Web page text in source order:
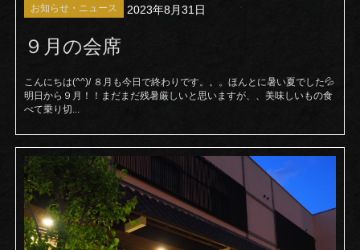
お知らせ・ニュース 2023年8月31日
９月の会席
こんにちは(^^)/ ８月も今日で終わりです。。。ほんとに暑い夏でした💦
明日から９月！！まだまだ残暑厳しいと思いますが、、美味しいもの食
べて乗り切...